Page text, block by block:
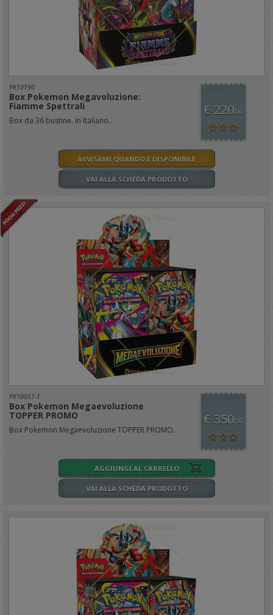
PK10190
Box Pokemon Megavoluzione:
Fiamme Spettrali
Box da 36 bustine. In Italiano..
€ 220,00
AVVISAMI QUANDO È DISPONIBILE
VAI ALLA SCHEDA PRODOTTO
PK10057-1
Box Pokemon Megaevoluzione
TOPPER PROMO
Box Pokemon Megaevoluzione TOPPER PROMO..
€ 350,00
AGGIUNGI AL CARRELLO
VAI ALLA SCHEDA PRODOTTO